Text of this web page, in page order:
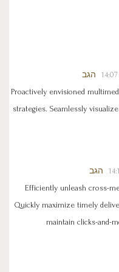
הגב
Proactively envisioned
strategies. Seamlessly
הגב
Efficiently unleash cross-
Quickly maximize timely
maintain clicks-and-